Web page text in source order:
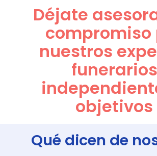
Déjate
compromiso
nuestros
funerarios
objetivos
Qué dicen de